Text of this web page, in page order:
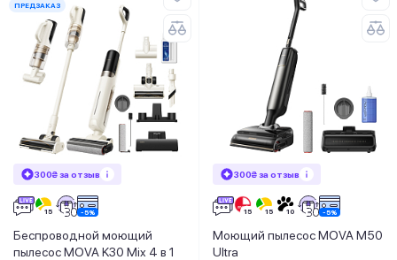
ПРЕДЗАКАЗ
300₴ за отзыв
Беспроводной моющий
пылесос MOVA K30 Mix 4 в 1
300₴ за отзыв
Моющий пылесос MOVA M50
Ultra